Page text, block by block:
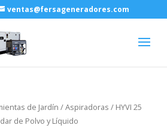
ventas@fersageneradores.com
de Jardín /Aspiradoras / HYVI 25
de Polvo y Líquido